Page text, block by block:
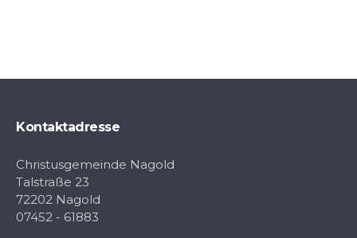
Kontaktadresse
Christusgemeinde Nagold
Talstraße 23
72202 Nagold
07452 - 61883